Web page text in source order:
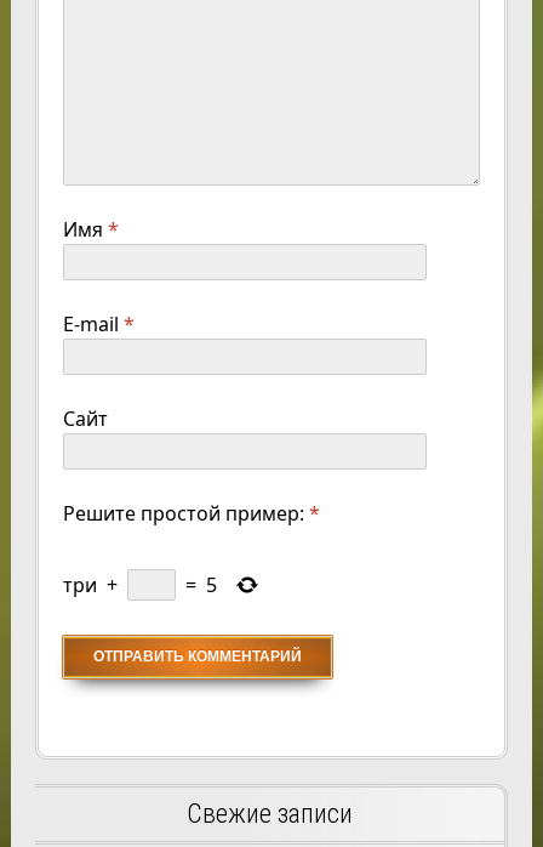
Имя *
E-mail *
Сайт
Решите простой пример: *
три + = 5
Свежие записи